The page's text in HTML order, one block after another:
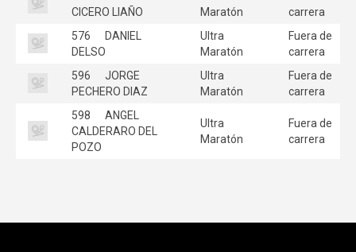
CICERO LIAÑO
Maratón
carrera
576
DANIEL
DELSO
Ultra
Maratón
Fuera de
carrera
596
JORGE
PECHERO DIAZ
Ultra
Maratón
Fuera de
carrera
598
ANGEL
CALDERARO DEL
POZO
Ultra
Maratón
Fuera de
carrera